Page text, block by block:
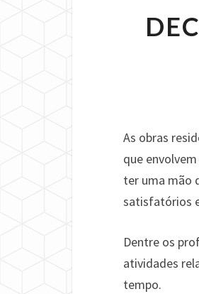
As obras
que
ter uma mão
satisfatórios
Dentre os
atividades
tempo.